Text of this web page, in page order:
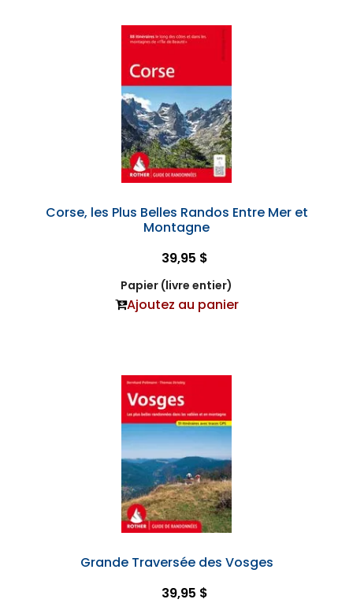
Corse, les Plus Belles Randos Entre Mer et
Montagne
39,95 $
Papier (livre entier)
Ajoutez au panier
Grande Traversée des Vosges
39,95 $